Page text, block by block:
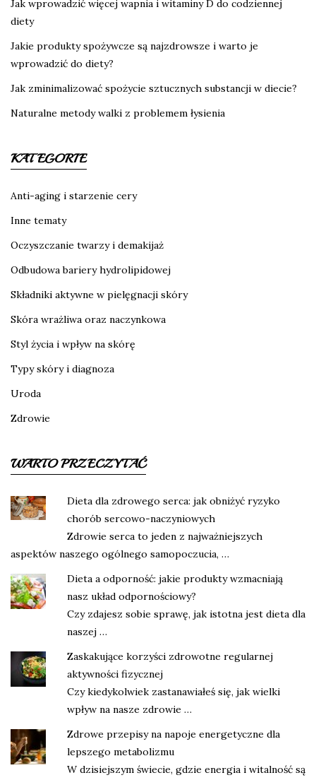
Jak wprowadzić więcej wapnia i witaminy D do codziennej
diety
Jakie produkty spożywcze są najzdrowsze i warto je
wprowadzić do diety?
Jak zminimalizować spożycie sztucznych substancji w diecie?
Naturalne metody walki z problemem łysienia
KATEGORIE
Anti-aging i starzenie cery
Inne tematy
Oczyszczanie twarzy i demakijaż
Odbudowa bariery hydrolipidowej
Składniki aktywne w pielęgnacji skóry
Skóra wrażliwa oraz naczynkowa
Styl życia i wpływ na skórę
Typy skóry i diagnoza
Uroda
Zdrowie
WARTO PRZECZYTAĆ
Dieta dla zdrowego serca: jak obniżyć ryzyko
chorób sercowo-naczyniowych
Zdrowie serca to jeden z najważniejszych
aspektów naszego ogólnego samopoczucia, …
Dieta a odporność: jakie produkty wzmacniają
nasz układ odpornościowy?
Czy zdajesz sobie sprawę, jak istotna jest dieta dla
naszej …
Zaskakujące korzyści zdrowotne regularnej
aktywności fizycznej
Czy kiedykolwiek zastanawiałeś się, jak wielki
wpływ na nasze zdrowie …
Zdrowe przepisy na napoje energetyczne dla
lepszego metabolizmu
W dzisiejszym świecie, gdzie energia i witalność są